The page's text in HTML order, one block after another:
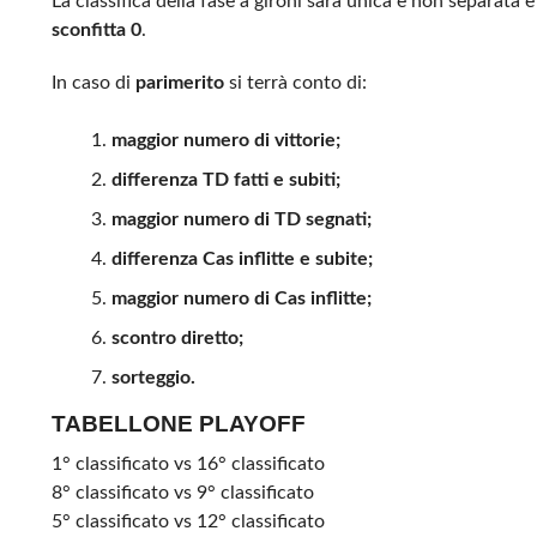
sconfitta 0.
In caso di parimeritosi terrà conto di:
maggior numero di vittorie;
differenza TD fatti e subiti;
maggior numero di TD segnati;
differenza Cas inflitte e subite;
maggior numero di Cas inflitte;
scontro diretto;
sorteggio.
TABELLONE PLAYOFF
1° classificato vs 16° classificato
8° classificato vs 9° classificato
5° classificato vs 12° classificato